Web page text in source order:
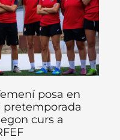
posa en
pretemporada
curs a